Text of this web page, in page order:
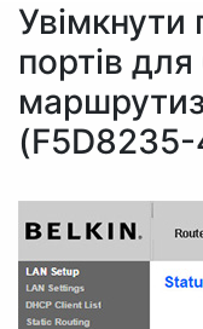
Увімкнути
портів
(F5D8235-